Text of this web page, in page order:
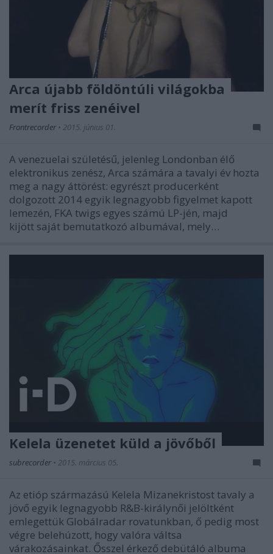
Arca újabb földöntúli világokba
merít friss zenéivel
Frontrecorder • 2015. június 01.
A venezuelai születésű, jelenleg Londonban élő
elektronikus zenész, Arca számára a tavalyi év hozta
meg a nagy áttörést: egyrészt producerként
dolgozott 2014 egyik legnagyobb figyelmet kapott
lemezén, FKA twigs egyes számú LP-jén, majd
kijött saját bemutatkozó albumával, mely…
Kelela üzenetet küld a jövőből
subrecorder • 2015. március 05.
Az etióp származású Kelela Mizanekristost tavaly a
jövő egyik legnagyobb R&B-királynői jelöltként
emlegettük Globálradar rovatunkban, ő pedig most
végre belehúzott, hogy valóra váltsa
várakozásainkat. Ősszel érkező debütáló albuma